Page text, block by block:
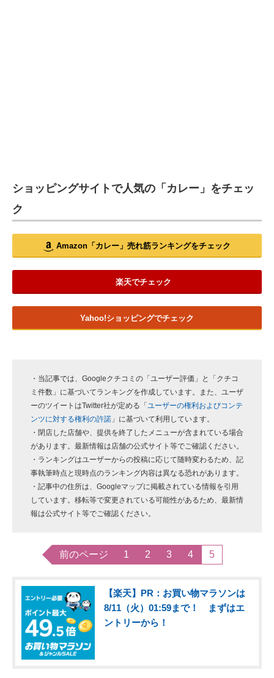
ショッピングサイトで人気の「カレー」をチェッ
ク
Amazon「カレー」売れ筋ランキングをチェック
楽天でチェック
Yahoo!ショッピングでチェック
・当記事では、Googleクチコミの「ユーザー評価」と「クチコ
ミ件数」に基づいてランキングを作成しています。また、ユーザ
ーのツイートはTwitter社が定める「 ユーザーの権利およびコンテ
ンツに対する権利の許諾 」に基づいて利用しています。
・閉店した店舗や、提供を終了したメニューが含まれている場合
があります。最新情報は店舗の公式サイト等でご確認ください。
・ランキングはユーザーからの投稿に応じて随時変わるため、記
事執筆時点と現時点のランキング内容は異なる恐れがあります。
・記事中の住所は、Googleマップに掲載されている情報を引用
しています。移転等で変更されている可能性があるため、最新情
報は公式サイト等でご確認ください。
前のページ 1 2 3 4 5
【楽天】PR：お買い物マラソンは
8/11（火）01:59まで！ まずはエ
ントリーから！